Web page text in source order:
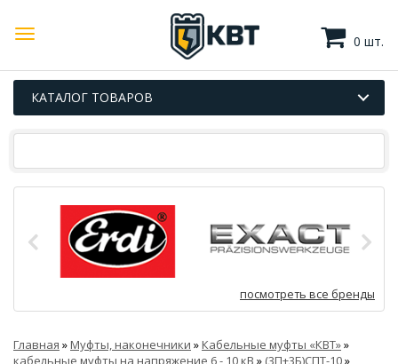
0 шт.
КАТАЛОГ ТОВАРОВ
посмотреть все бренды
Главная »Муфты, наконечники »Кабельные муфты «КВТ»»
кабельные муфты на напряжение 6 - 10 кВ » (3П+3Б)СПТ-10»